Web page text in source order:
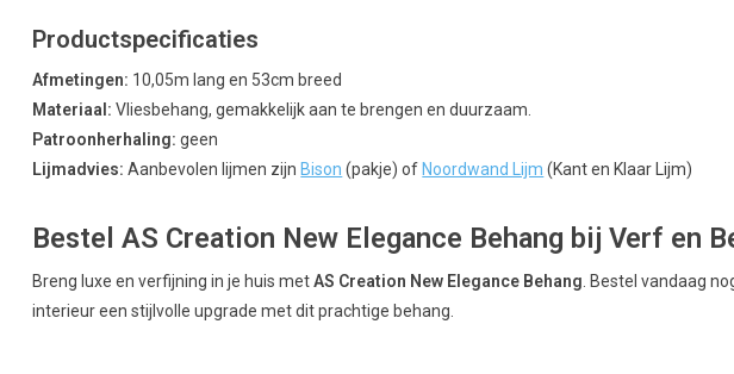
Productspecificaties
Afmetingen: 10,05m lang en 53cm breed
Materiaal: Vliesbehang, gemakkelijk aan te brengen en duurzaam.
Patroonherhaling: geen
Lijmadvies: Aanbevolen lijmen zijn Bison (pakje) of Noordwand Lijm (Kant en Klaar Lijm)
Bestel AS Creation New Elegance Behang bij Verf en
Breng luxe en verfijning in je huis metAS Creation New Elegance Behang . Bestel vandaag
interieur een stijlvolle upgrade met dit prachtige behang.